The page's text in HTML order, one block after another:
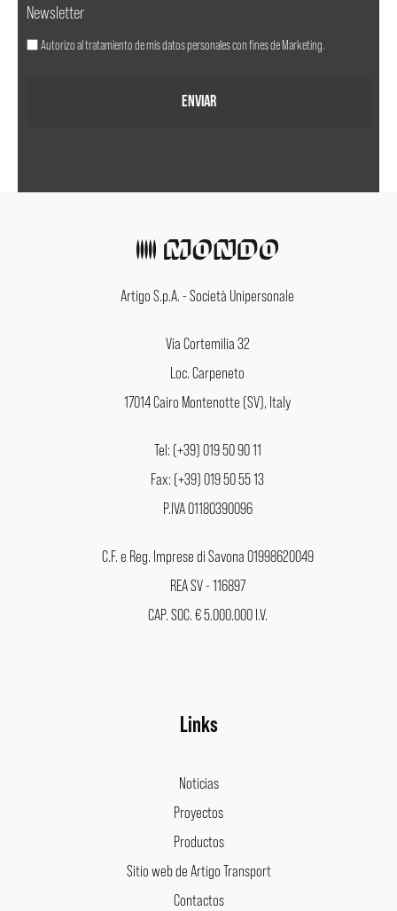
Newsletter
Autorizo al tratamiento de mis datos personales con fines de Marketing.
Artigo S.p.A. - Società Unipersonale
Via Cortemilia 32
Loc. Carpeneto
17014 Cairo Montenotte (SV), Italy
Tel: (+39) 019 50 90 11
Fax: (+39) 019 50 55 13
P.IVA 01180390096
C.F. e Reg. Imprese di Savona 01998620049
REA SV - 116897
CAP. SOC. € 5.000.000 I.V.
Links
Noticias
Proyectos
Productos
Sitio web de Artigo Transport
Contactos